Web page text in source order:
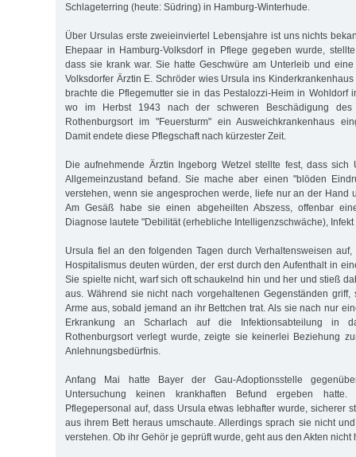
Schlageterring (heute: Südring) in Hamburg-Winterhude.
Über Ursulas erste zweieinviertel Lebensjahre ist uns nichts
Ehepaar in Hamburg-Volksdorf in Pflege gegeben wurde,
dass sie krank war. Sie hatte Geschwüre am Unterleib und
Volksdorfer Ärztin E. Schröder wies Ursula ins
brachte die Pflegemutter sie in das Pestalozzi-Heim in Wohldorf
wo im Herbst 1943 nach der schweren Beschädigung des
Rothenburgsort im "Feuersturm" ein Ausweichkrankenhaus
Damit endete diese Pflegschaft nach kürzester Zeit.
Die aufnehmende Ärztin Ingeborg Wetzel stellte fest, dass sich
Allgemeinzustand befand. Sie mache aber einen "blöden
verstehen, wenn sie angesprochen werde, liefe nur an der Hand
Am Gesäß habe sie einen abgeheilten Abszess, offenbar
Diagnose lautete "Debilität (erhebliche Intelligenzschwäche),
Ursula fiel an den folgenden Tagen durch Verhaltensweisen
Hospitalismus deuten würden, der erst durch den Aufenthalt in
Sie spielte nicht, warf sich oft schaukelnd hin und her und stieß
aus. Während sie nicht nach vorgehaltenen Gegenständen griff,
Arme aus, sobald jemand an ihr Bettchen trat. Als sie nach nur
Erkrankung an Scharlach auf die Infektionsabteilung in
Rothenburgsort verlegt wurde, zeigte sie keinerlei Beziehung
Anlehnungsbedürfnis.
Anfang Mai hatte Bayer der Gau-Adoptionsstelle
Untersuchung keinen krankhaften Befund ergeben
Pflegepersonal auf, dass Ursula etwas lebhafter wurde, sicherer
aus ihrem Bett heraus umschaute. Allerdings sprach sie nicht
verstehen. Ob ihr Gehör je geprüft wurde, geht aus den Akten nicht